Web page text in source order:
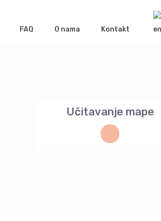
FAQ O nama Kontakt
Učitavanje mape